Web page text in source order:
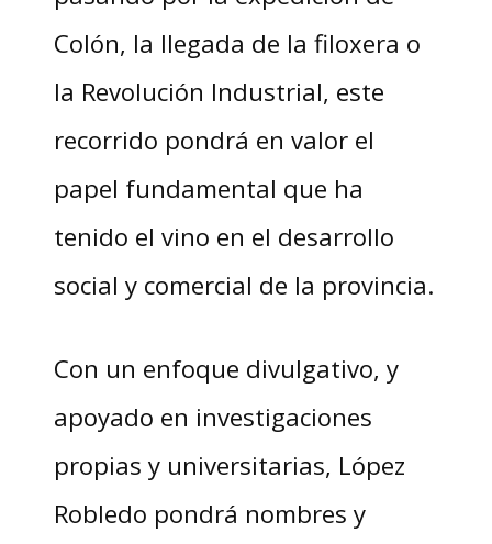
Colón, la llegada de la filoxera o
la Revolución Industrial, este
recorrido pondrá en valor el
papel fundamental que ha
tenido el vino en el desarrollo
social y comercial de la provincia.
Con un enfoque divulgativo, y
apoyado en investigaciones
propias y universitarias, López
Robledo pondrá nombres y